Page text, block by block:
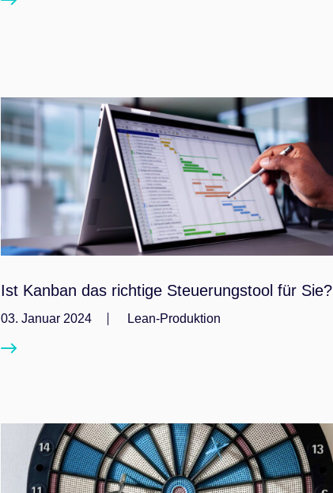
Ist Kanban das richtige Steuerungstool für Sie?
03. Januar 2024 Lean-Produktion